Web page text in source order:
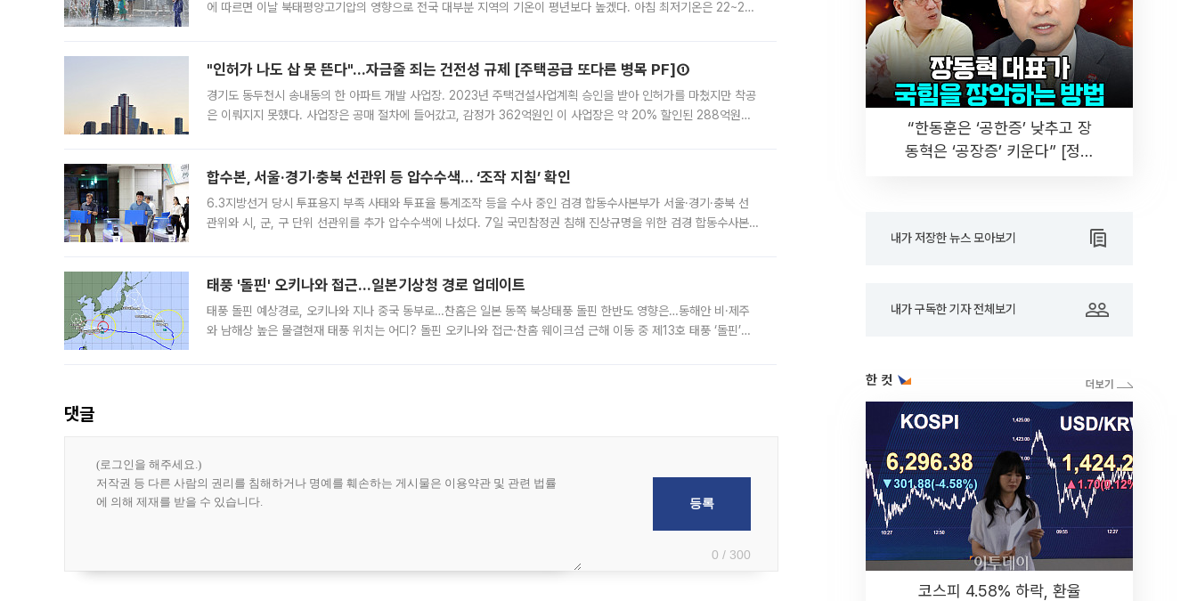
에 따르면 이날 북태평양고기압의 영향으로 전국 대부분 지역의 기온이 평년보다 높겠다. 아침 최저기온은 22~27
"인허가 나도 삽 못 뜬다"…자금줄 죄는 건전성 규제 [주택공급 또다른 병목 PF]①
경기도 동두천시 송내동의 한 아파트 개발 사업장. 2023년 주택건설사업계획 승인을 받아 인허가를 마쳤지만 착공
은 이뤄지지 못했다. 사업장은 공매 절차에 들어갔고, 감정가 362억원인 이 사업장은 약 20% 할인된 288억원에
합수본, 서울·경기·충북 선관위 등 압수수색… ‘조작 지침’ 확인
6.3지방선거 당시 투표용지 부족 사태와 투표율 통계조작 등을 수사 중인 검경 합동수사본부가 서울·경기·충북 선
관위와 시, 군, 구 단위 선관위를 추가 압수수색에 나섰다. 7일 국민참정권 침해 진상규명을 위한 검경 합동수사본
태풍 '돌핀' 오키나와 접근…일본기상청 경로 업데이트
태풍 돌핀 예상경로, 오키나와 지나 중국 동부로…찬홈은 일본 동쪽 북상태풍 돌핀 한반도 영향은…동해안 비·제주
와 남해상 높은 물결현재 태풍 위치는 어디? 돌핀 오키나와 접근·찬홈 웨이크섬 근해 이동 중 제13호 태풍 ‘돌핀’이
댓글
0 / 300
“한동훈은 ‘공한증’ 낮추고 장
동혁은 ‘공장증’ 키운다” [정치
내가 저장한 뉴스 모아보기
내가 구독한 기자 전체보기
한 컷
코스피 4.58% 하락, 환율